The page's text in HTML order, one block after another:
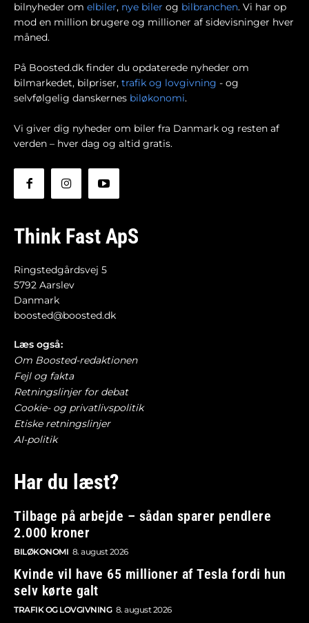
bilnyheder om elbiler, nye biler og bilbranchen. Vi har op
mod en million brugere og millioner af sidevisninger hver
måned.
På Boosted.dk finder du opdaterede nyheder om
bilmarkedet, bilpriser, trafik og lovgivning - og
selvfølgelig danskernes biløkonomi.
Vi giver dig nyheder om biler fra Danmark og resten af
verden – hver dag og altid gratis.
Think Fast ApS
Ringstedgårdsvej 5
5792 Aarslev
Danmark
boosted@boosted.dk
Læs også:
Om Boosted-redaktionen
Fejl og fakta
Retningslinjer for debat
Cookie- og privatlivspolitik
Etiske retningslinjer
AI-politik
Har du læst?
Tilbage på arbejde – sådan sparer pendlere
2.000 kroner
BILØKONOMI 8. august 2026
Kvinde vil have 65 millioner af Tesla fordi hun
selv kørte galt
TRAFIK OG LOVGIVNING 8. august 2026